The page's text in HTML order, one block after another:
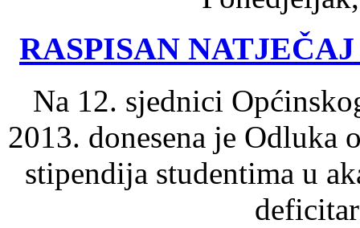
RASPISAN
Na 12. sjednici
2013. donesena je Odluka
stipendija studentima u